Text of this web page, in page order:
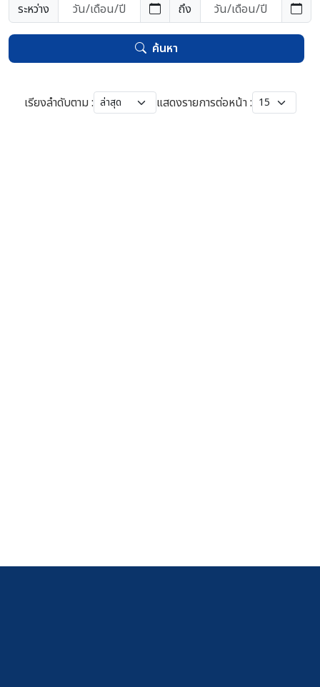
ระหว่าง
ถึง
ค้นหา
เรียงลำดับตาม : แสดงรายการต่อหน้า :